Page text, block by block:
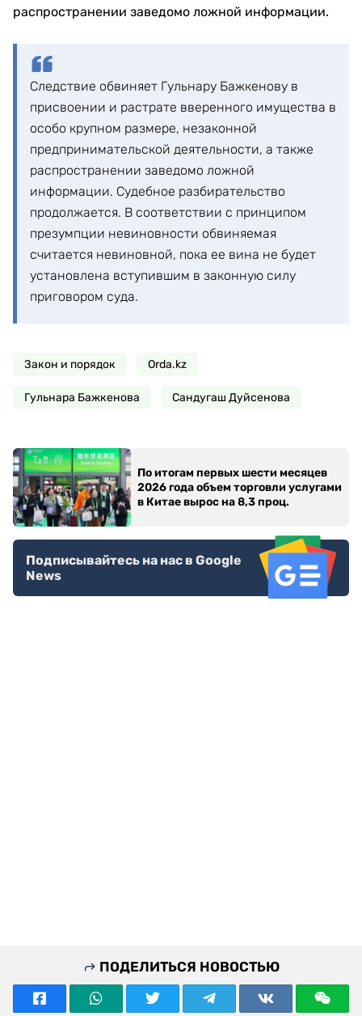
распространении заведомо ложной информации.
Следствие обвиняет Гульнару Бажкенову в
присвоении и растрате вверенного имущества в
особо крупном размере, незаконной
предпринимательской деятельности, а также
распространении заведомо ложной
информации. Судебное разбирательство
продолжается. В соответствии с принципом
презумпции невиновности обвиняемая
считается невиновной, пока ее вина не будет
установлена вступившим в законную силу
приговором суда.
Закон и порядок Orda.kz
Гульнара Бажкенова Сандугаш Дуйсенова
По итогам первых шести месяцев
2026 года объем торговли услугами
в Китае вырос на 8,3 проц.
Подписывайтесь на нас в Google
News
ПОДЕЛИТЬСЯ НОВОСТЬЮ